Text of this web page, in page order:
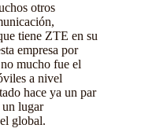
otros
tiene ZTE en su
empresa por
mucho fue el
a nivel
hace ya un par
un lugar
global.